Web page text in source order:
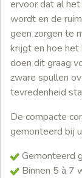
ervoor dat al
wordt en de
geen zorgen te
krijgt en hoe het
doen dit graag
zware spullen
tevredenheid
De compacte
gemonteerd bij
Gemonteerd
Binnen 5 à 7